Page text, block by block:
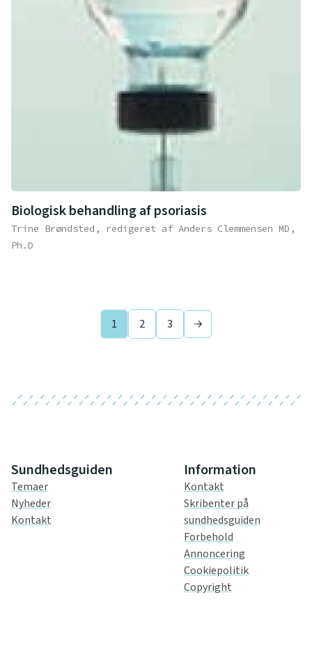
Biologisk behandling af psoriasis
Trine Brøndsted, redigeret af Anders Clemmensen MD,
Ph.D
1 2 3 Next page
Sundhedsguiden
Temaer
Nyheder
Kontakt
Information
Kontakt
Skribenter på
sundhedsguiden
Forbehold
Annoncering
Cookiepolitik
Copyright